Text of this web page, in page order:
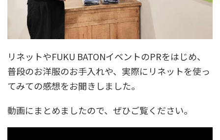
リネットやFUKU BATONイベントのPRをはじめ、
普段のお洋服のお手入れや、実際にリネットを使っ
てみての感想をお聞きしました。
動画にまとめましたので、ぜひご覧ください。